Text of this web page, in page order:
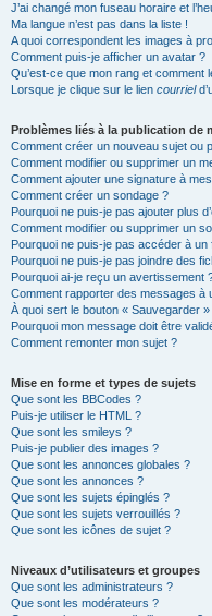
J’ai changé mon fuseau horaire et
Ma langue n’est pas dans la liste !
A quoi correspondent les images à
Comment puis-je afficher un avatar ?
Qu’est-ce que mon rang et comment
Lorsque je clique sur le lien courriel
Problèmes liés à la publication de
Comment créer un nouveau sujet ou
Comment modifier ou supprimer un
Comment ajouter une signature à
Comment créer un sondage ?
Pourquoi ne puis-je pas ajouter plus
Comment modifier ou supprimer un
Pourquoi ne puis-je pas accéder à un
Pourquoi ne puis-je pas joindre des
Pourquoi ai-je reçu un avertissement
Comment rapporter des messages à
À quoi sert le bouton « Sauvegarder
Pourquoi mon message doit être
Comment remonter mon sujet ?
Mise en forme et types de sujets
Que sont les BBCodes ?
Puis-je utiliser le HTML ?
Que sont les smileys ?
Puis-je publier des images ?
Que sont les annonces globales ?
Que sont les annonces ?
Que sont les sujets épinglés ?
Que sont les sujets verrouillés ?
Que sont les icônes de sujet ?
Niveaux d’utilisateurs et groupes
Que sont les administrateurs ?
Que sont les modérateurs ?